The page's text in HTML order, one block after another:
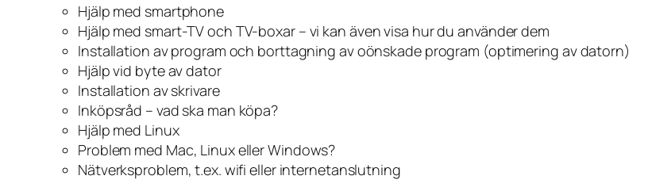
Hjälp med smartphone
Hjälp med smart-TV och TV-boxar – vi kan även visa hur du använder dem
Installation av program och borttagning av oönskade program (optimering av datorn)
Hjälp vid byte av dator
Installation av skrivare
Inköpsråd – vad ska man köpa?
Hjälp med Linux
Problem med Mac, Linux eller Windows?
Nätverksproblem, t.ex. wifi eller internetanslutning